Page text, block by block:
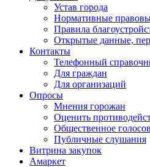
Устав города
Нормативные
Правила
Открытые данные,
Контакты
Телефонный
Для граждан
Для организаций
Опросы
Мнения горожан
Оценить
Общественное
Публичные слушания
Витрина закупок
Амаркет